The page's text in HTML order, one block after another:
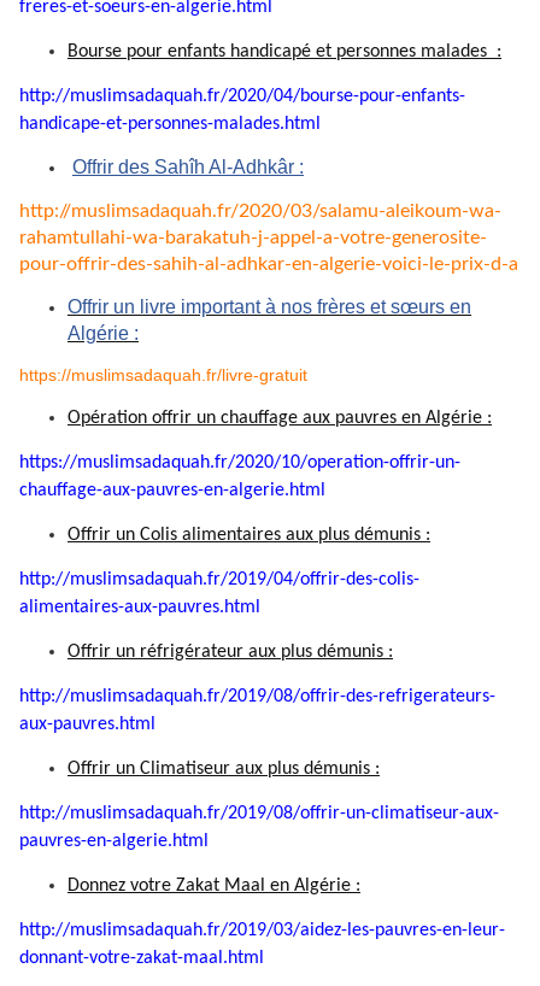
freres-et-soeurs-en-algerie.html
Bourse pour enfants handicapé et personnes malades :
http://muslimsadaquah.fr/2020/04/bourse-pour-enfants-
handicape-et-personnes-malades.html
Offrir des Sahîh Al-Adhkâr :
http://muslimsadaquah.fr/2020/03/salamu-aleikoum-wa-
rahamtullahi-wa-barakatuh-j-appel-a-votre-generosite-
pour-offrir-des-sahih-al-adhkar-en-algerie-voici-le-prix-d-a
Offrir un livre important à nos frères et sœurs en
Algérie :
https://muslimsadaquah.fr/livre-gratuit
Opération offrir un chauffage aux pauvres en Algérie :
https://muslimsadaquah.fr/2020/10/operation-offrir-un-
chauffage-aux-pauvres-en-algerie.html
Offrir un Colis alimentaires aux plus démunis :
http://muslimsadaquah.fr/2019/04/offrir-des-colis-
alimentaires-aux-pauvres.html
Offrir un réfrigérateur aux plus démunis :
http://muslimsadaquah.fr/2019/08/offrir-des-refrigerateurs-
aux-pauvres.html
Offrir un Climatiseur aux plus démunis :
http://muslimsadaquah.fr/2019/08/offrir-un-climatiseur-aux-
pauvres-en-algerie.html
Donnez votre Zakat Maal en Algérie :
http://muslimsadaquah.fr/2019/03/aidez-les-pauvres-en-leur-
donnant-votre-zakat-maal.html